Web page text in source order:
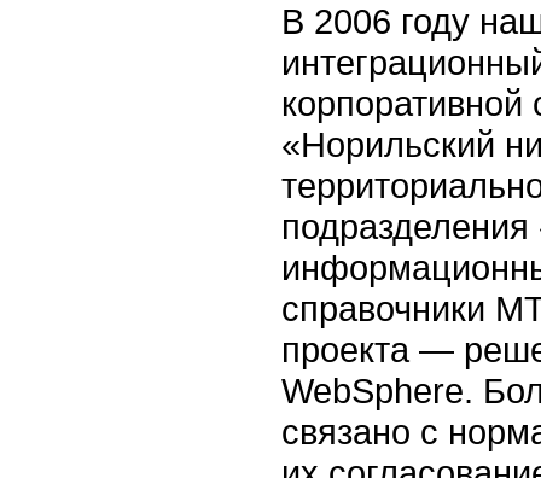
В 2006 году
«Норильский
справочники
проекта —
WebSphere.
связано с